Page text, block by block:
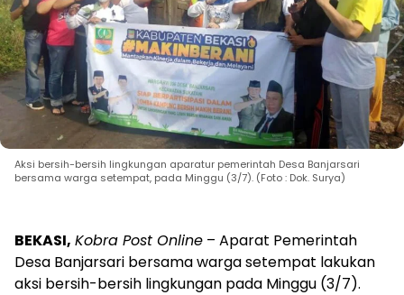
Aksi bersih-bersih lingkungan aparatur pemerintah Desa Banjarsari
bersama warga setempat, pada Minggu (3/7). (Foto : Dok. Surya)
BEKASI, Kobra Post Online – Aparat Pemerintah
Desa Banjarsari bersama warga setempat lakukan
aksi bersih-bersih lingkungan pada Minggu (3/7).